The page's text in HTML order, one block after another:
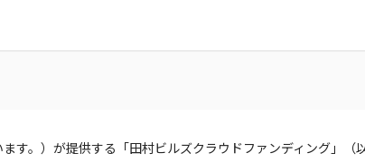
す。）が提供する「田村ビルズクラウドファンディング」